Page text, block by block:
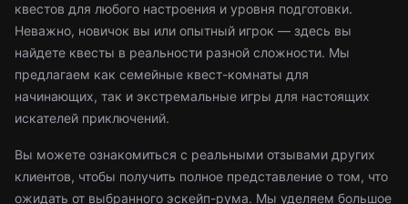
квестов для любого настроения и уровня подготовки.
Неважно, новичок вы или опытный игрок — здесь вы
найдете квесты в реальности разной сложности. Мы
предлагаем как семейные квест-комнаты для
начинающих, так и экстремальные игры для настоящих
искателей приключений.
Вы можете ознакомиться с реальными отзывами других
клиентов, чтобы получить полное представление о том, что
ожидать от выбранного эскейп-рума. Мы уделяем большое